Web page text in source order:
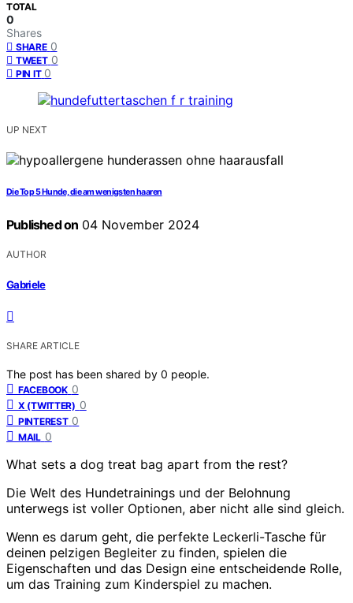
TOTAL
0
Shares
SHARE 0
TWEET 0
PIN IT 0
UP NEXT
Die Top 5 Hunde, die am wenigsten haaren
Published on 04 November 2024
AUTHOR
Gabriele
SHARE ARTICLE
The post has been shared by 0 people.
FACEBOOK 0
X (TWITTER) 0
PINTEREST 0
MAIL 0
What sets a dog treat bag apart from the rest?
Die Welt des Hundetrainings und der Belohnung
unterwegs ist voller Optionen, aber nicht alle sind gleich.
Wenn es darum geht, die perfekte Leckerli-Tasche für
deinen pelzigen Begleiter zu finden, spielen die
Eigenschaften und das Design eine entscheidende Rolle,
um das Training zum Kinderspiel zu machen.